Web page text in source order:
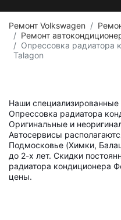
Ремонт Volkswagen
Ремонт
Опрессовка радиатора
Talagon
Наши специализированные
Опрессовка радиатора
Оригинальные и
Автосервисы
Подмосковье (Химки,
до 2-х лет. Скидки
радиатора кондиционера
цены.